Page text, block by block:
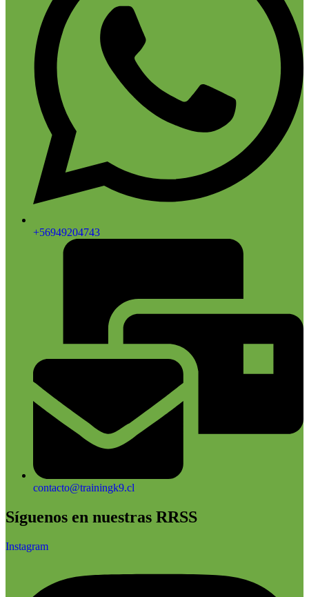
+56949204743
contacto@trainingk9.cl
Síguenos en nuestras RRSS
Instagram